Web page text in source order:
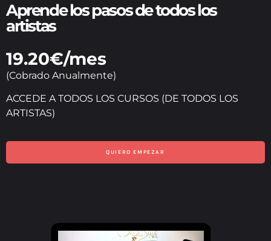
Aprende los pasos de todos los
artistas
19.20€/mes
(Cobrado Anualmente)
ACCEDE A TODOS LOS CURSOS (DE TODOS LOS
ARTISTAS)
QUIERO EMPEZAR